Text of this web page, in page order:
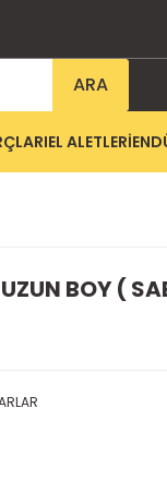
ARA
EL ALETLERİ
BOY (